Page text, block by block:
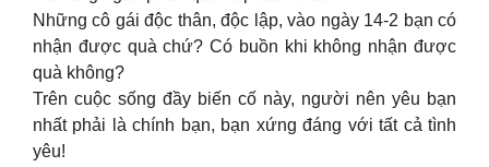
Những cô gái độc thân, độc lập, vào ngày 14-2 bạn có
nhận được quà chứ? Có buồn khi không nhận được
quà không?
Trên cuộc sống đầy biến cố này, người nên yêu bạn
nhất phải là chính bạn, bạn xứng đáng với tất cả tình
yêu!